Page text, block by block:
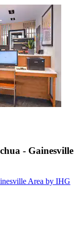
- Gainesville
Area by IHG